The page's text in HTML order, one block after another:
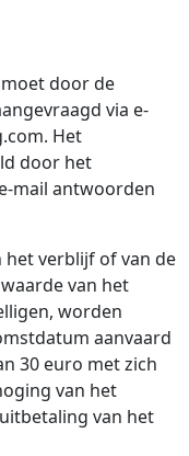
door de
via e-
. Het
door het
mail antwoorden
het verblijf of van de
van het
worden
aanvaard
30 euro met zich
van het
van het